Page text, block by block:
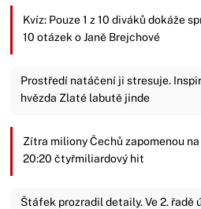
Kvíz: Pouze 1 z 10 diváků dokáže
10 otázek o Janě Brejchové
Prostředí natáčení ji stresuje.
hvězda Zlaté labutě jinde
Zítra miliony Čechů zapomenou
20:20 čtyřmiliardový hit
Štáfek prozradil detaily. Ve 2. řadě